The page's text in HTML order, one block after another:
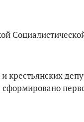
крестьянских